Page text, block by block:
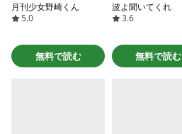
月刊少女野崎くん
5.0
無料で読む
波よ聞いてくれ
3.6
無料で読む